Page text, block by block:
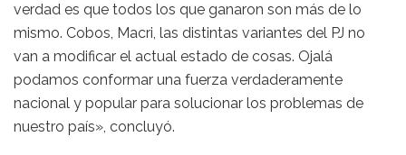
verdad es que todos los que ganaron son más de lo
mismo. Cobos, Macri, las distintas variantes del PJ no
van a modificar el actual estado de cosas. Ojalá
podamos conformar una fuerza verdaderamente
nacional y popular para solucionar los problemas de
nuestro país», concluyó.